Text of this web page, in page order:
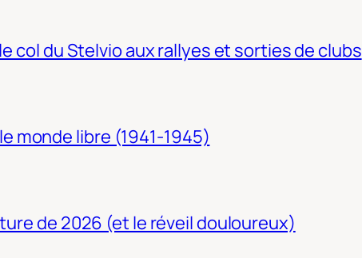
col du Stelvio aux rallyes et sorties de clubs
monde libre (1941-1945)
de 2026 (et le réveil douloureux)